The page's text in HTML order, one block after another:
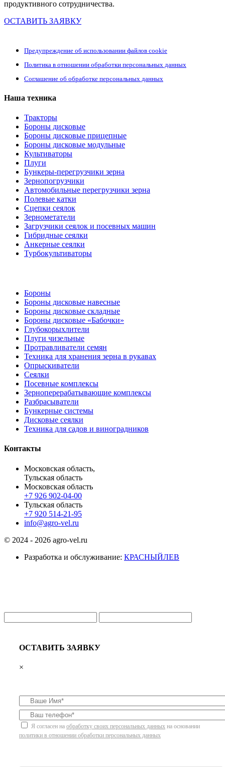
продуктивного сотрудничества.
ОСТАВИТЬ ЗАЯВКУ
Предупреждение об использовании файлов cookie
Политика в отношении обработки персональных данных
Соглашение об обработке персональных данных
Наша техника
Тракторы
Бороны дисковые
Бороны дисковые прицепные
Бороны дисковые модульные
Культиваторы
Плуги
Бункеры-перегрузчики зерна
Зернопогрузчики
Автомобильные перегрузчики зерна
Полевые катки
Сцепки сеялок
Зернометатели
Загрузчики сеялок и посевных машин
Гибридные сеялки
Анкерные сеялки
Турбокультиваторы
Бороны
Бороны дисковые навесные
Бороны дисковые складные
Бороны дисковые «Бабочки»
Глубокорыхлители
Плуги чизельные
Протравливатели семян
Техника для хранения зерна в рукавах
Опрыскиватели
Сеялки
Посевные комплексы
Зерноперерабатывающие комплексы
Разбрасыватели
Бункерные системы
Дисковые сеялки
Техника для садов и виноградников
Контакты
Московская область,
Тульская область
Московская область
+7 926 902-04-00
Тульская область
+7 920 514-21-95
info@agro-vel.ru
© 2024 - 2026 agro-vel.ru
Разработка и обслуживание: КРАСНЫЙЛЕВ
ОСТАВИТЬ ЗАЯВКУ
×
Я согласен на обработку своих персональных данных на основании
политики в отношении обработки персональных данных